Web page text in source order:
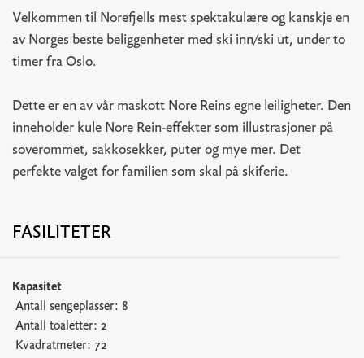
Velkommen til Norefjells mest spektakulære og kanskje en
av Norges beste beliggenheter med ski inn/ski ut, under to
timer fra Oslo.
Dette er en av vår maskott Nore Reins egne leiligheter. Den
inneholder kule Nore Rein-effekter som illustrasjoner på
soverommet, sakkosekker, puter og mye mer. Det
perfekte valget for familien som skal på skiferie.
FASILITETER
Kapasitet
Antall sengeplasser: 8
Antall toaletter: 2
Kvadratmeter: 72